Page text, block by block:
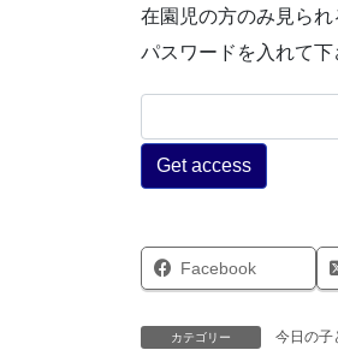
在園児の方のみ見られ
パスワードを入れて下
Facebook
カテゴリー 今日の子